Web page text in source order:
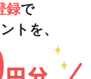
録で
トを、